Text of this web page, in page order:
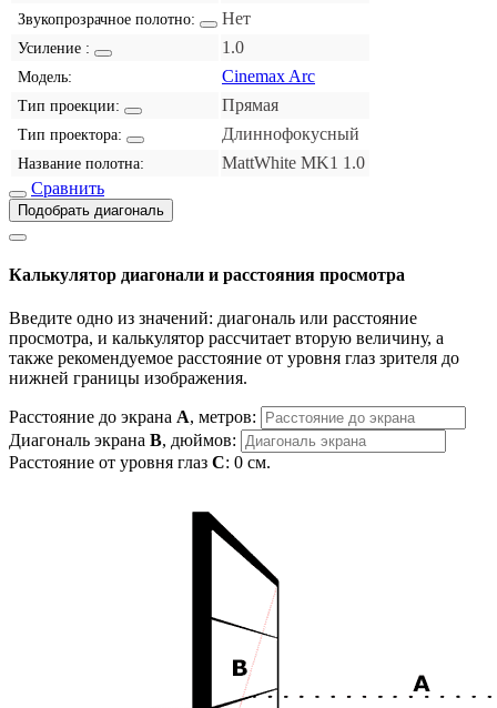
Звукопрозрачное полотно: Нет
Усиление : 1.0
Модель: Cinemax Arc
Тип проекции: Прямая
Тип проектора: Длиннофокусный
Название полотна:
MattWhite MK1 1.0
Сравнить
Подобрать диагональ
Калькулятор диагонали и расстояния просмотра
Введите одно из значений: диагональ или расстояние
просмотра, и калькулятор рассчитает вторую величину, а
также рекомендуемое расстояние от уровня глаз зрителя до
нижней границы изображения.
Расстояние до экрана A, метров:
Диагональ экрана B, дюймов:
Расстояние от уровня глаз C: 0 см.